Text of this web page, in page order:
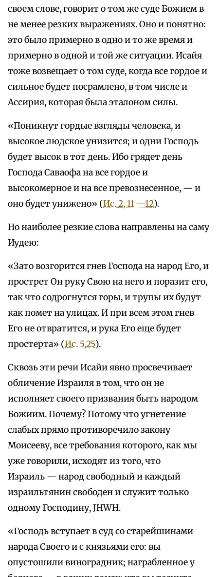
своем слове, говорит о том же суде Божием в
не менее резких выражениях. Оно и понятно:
это было примерно в одно и то же время и
примерно в одной и той же ситуации. Исайя
тоже возвещает о том суде, когда все гордое и
сильное будет посрамлено, в том числе и
Ассирия, которая была эталоном силы.
«Поникнут гордые взгляды человека, и
высокое людское унизится; и одни Господь
будет высок в тот день. Ибо грядет день
Господа Саваофа на все гордое и
высокомерное и на все превознесенное, — и
оно будет унижено» (Ис. 2, 11 —12).
Но наиболее резкие слова направлены на саму
Иудею:
«Зато возгорится гнев Господа на народ Его, и
прострет Он руку Свою на него и поразит его,
так что содрогнутся горы, и трупы их будут
как помет на улицах. И при всем этом гнев
Его не отвратится, и рука Его еще будет
простерта» (Ис. 5,25).
Сквозь эти речи Исайи явно просвечивает
обличение Израиля в том, что он не
исполняет своего призвания быть народом
Божиим. Почему? Потому что угнетение
слабых прямо противоречило закону
Моисееву, все требования которого, как мы
уже говорили, исходят из того, что
Израиль — народ свободный и каждый
израильтянин свободен и служит только
одному Господину, JHWH.
«Господь вступает в суд со старейшинами
народа Своего и с князьями его: вы
опустошили виноградник; награбленное у